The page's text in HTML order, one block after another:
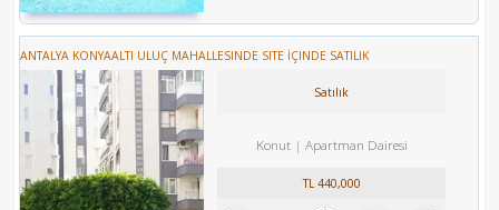
ANTALYA KONYAALTI ULUÇ MAHALLESINDE SITE İÇINDE SATILIK
Satılık
Konut Apartman Dairesi
TL440,000